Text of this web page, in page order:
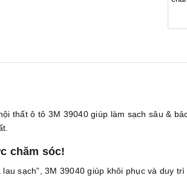
thất ô tô 3M 39040 giúp làm sạch sâu &
chăm sóc!
sạch”, 3M 39040 giúp khôi phục và duy